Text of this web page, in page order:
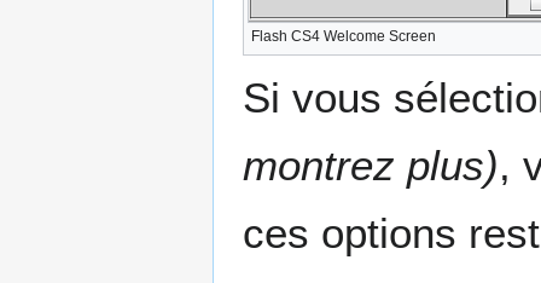
Flash CS4 Welcome Screen
Si vous
montrez plus),
ces options